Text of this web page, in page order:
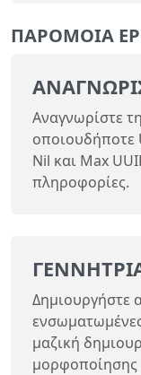
ΠΑΡΌΜΟΙΑ
Αναγνωρίστε
οποιουδήποτε
Nil και Max
πληροφορίες.
Δημιουργήστε
μαζική
μορφοποίησης